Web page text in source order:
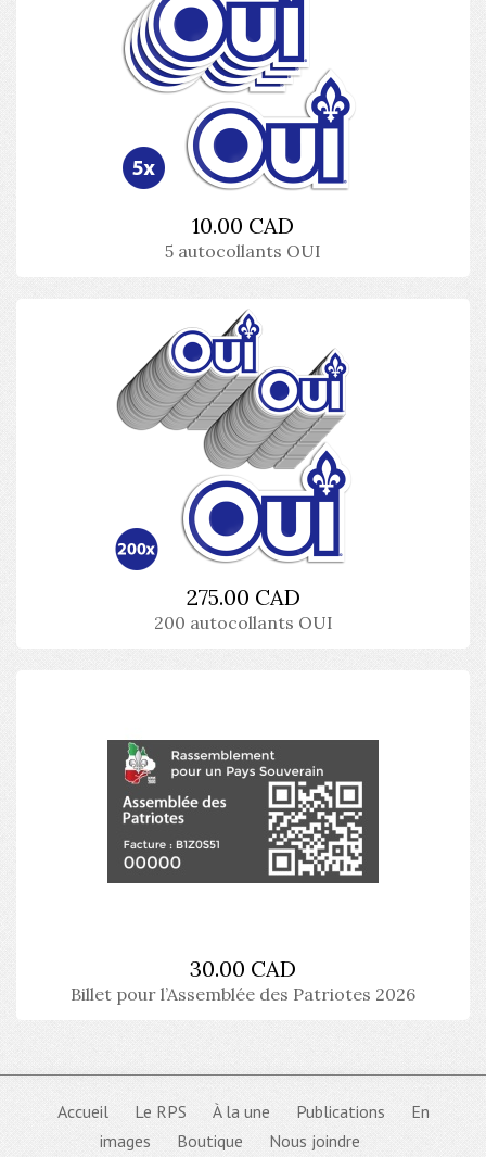
10.00 CAD
5 autocollants OUI
275.00 CAD
200 autocollants OUI
30.00 CAD
Billet pour l’Assemblée des Patriotes 2026
Accueil Le RPS À la une Publications
En
images
Boutique Nous joindre